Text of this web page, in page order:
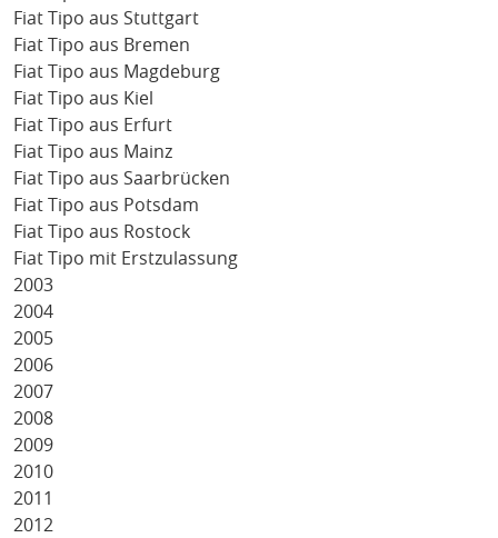
Fiat Tipo aus Stuttgart
Fiat Tipo aus Bremen
Fiat Tipo aus Magdeburg
Fiat Tipo aus Kiel
Fiat Tipo aus Erfurt
Fiat Tipo aus Mainz
Fiat Tipo aus Saarbrücken
Fiat Tipo aus Potsdam
Fiat Tipo aus Rostock
Fiat Tipo mit Erstzulassung
2003
2004
2005
2006
2007
2008
2009
2010
2011
2012